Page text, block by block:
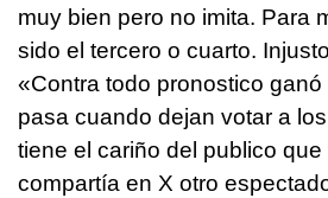
muy bien pero no imita. Para
sido el tercero o cuarto.
«Contra todo pronostico
pasa cuando dejan votar a
tiene el cariño del publico
compartía en X otro